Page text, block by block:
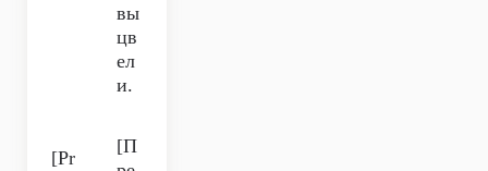
вы
цв
ел
и.
[Pr
[П